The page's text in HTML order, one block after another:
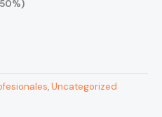
,Uncategorized